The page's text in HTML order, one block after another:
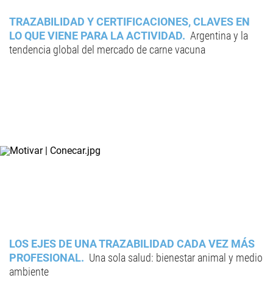
TRAZABILIDAD Y CERTIFICACIONES, CLAVES EN
LO QUE VIENE PARA LA ACTIVIDAD
Argentina y la
tendencia global del mercado de carne vacuna
LOS EJES DE UNA TRAZABILIDAD CADA VEZ MÁS
PROFESIONAL
Una sola salud: bienestar animal y medio
ambiente